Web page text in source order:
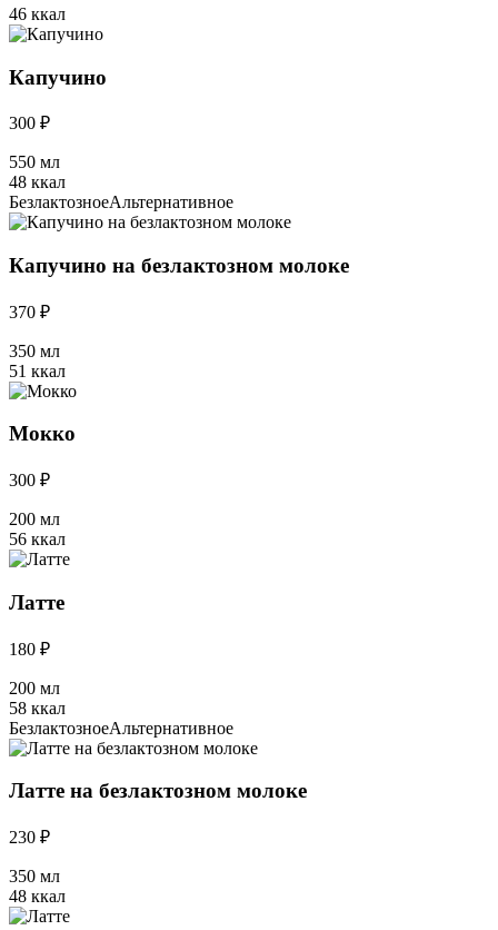
46 ккал
Капучино
300 ₽
550 мл
48 ккал
БезлактозноеАльтернативное
Капучино на безлактозном молоке
370 ₽
350 мл
51 ккал
Мокко
300 ₽
200 мл
56 ккал
Латте
180 ₽
200 мл
58 ккал
БезлактозноеАльтернативное
Латте на безлактозном молоке
230 ₽
350 мл
48 ккал